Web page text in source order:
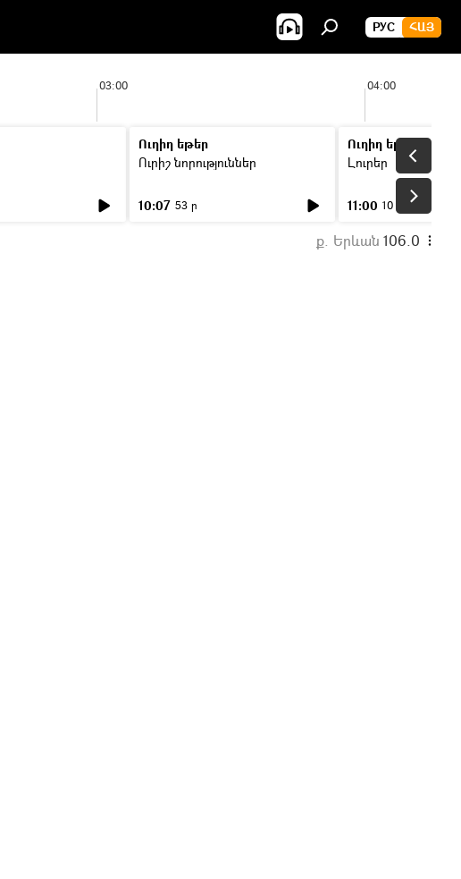
РУС ՀԱՅ
03:00 04:00
Ուղիղ եթեր
Ուրիշ նորություններ
10:07 53 ր
Ուղիղ եթեր
Լուրեր
11:00 10 ր
ք. Երևան 106.0